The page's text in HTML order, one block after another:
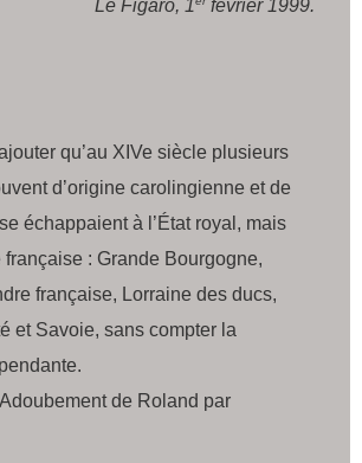
Le Figaro, 1 février 1999.
qu’au XIVe siècle plusieurs
d’origine carolingienne et de
échappaient à l’État royal, mais
française : Grande Bourgogne,
française, Lorraine des ducs,
et Savoie, sans compter la
Adoubement de Roland par